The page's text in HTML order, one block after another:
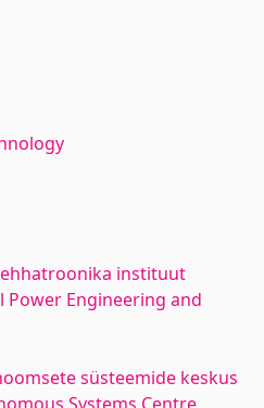
instituut
Engineering and
süsteemide keskus